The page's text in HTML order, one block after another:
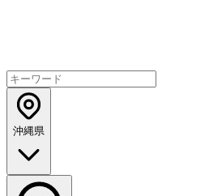
沖縄県